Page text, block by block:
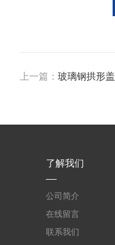
上一篇：玻璃钢拱形
了解我们
公司简介
在线留言
联系我们